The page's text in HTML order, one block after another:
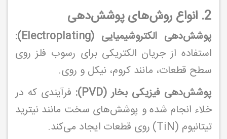
2. انواع روش‌های پوشش‌دهی
پوشش‌دهی الکتروشیمیایی (Electroplating):
استفاده از جریان الکتریکی برای رسوب فلز روی
سطح قطعات، مانند کروم، نیکل و روی.
پوشش‌دهی فیزیکی بخار (PVD):
فرآیندی که در
خلاء انجام شده و پوشش‌های سخت مانند نیترید
تیتانیوم (TiN) روی قطعات ایجاد می‌کند.